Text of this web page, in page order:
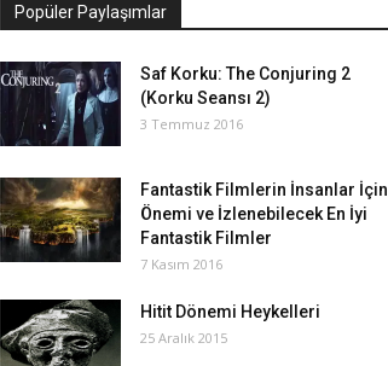
Popüler Paylaşımlar
Saf Korku: The Conjuring 2
(Korku Seansı 2)
3 Temmuz 2016
Fantastik Filmlerin İnsanlar İçin
Önemi ve İzlenebilecek En İyi
Fantastik Filmler
7 Kasım 2016
Hitit Dönemi Heykelleri
25 Aralık 2015